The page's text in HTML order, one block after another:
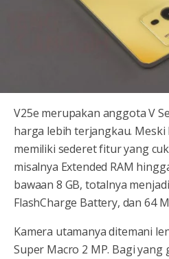
V25e merupakan anggota V
harga lebih terjangkau.
memiliki sederet fitur yang
misalnya Extended RAM
bawaan 8 GB, totalnya
FlashCharge Battery, dan 64
Kamera utamanya ditemani
Super Macro 2 MP. Bagi yang